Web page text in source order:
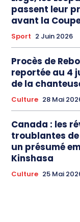
passent leur
avant la
Sport 2 Juin 2026
Procès de
reportée au 4
de la
Culture 28 Mai
Canada : les
troublantes
un présumé
Kinshasa
Culture 25 Mai